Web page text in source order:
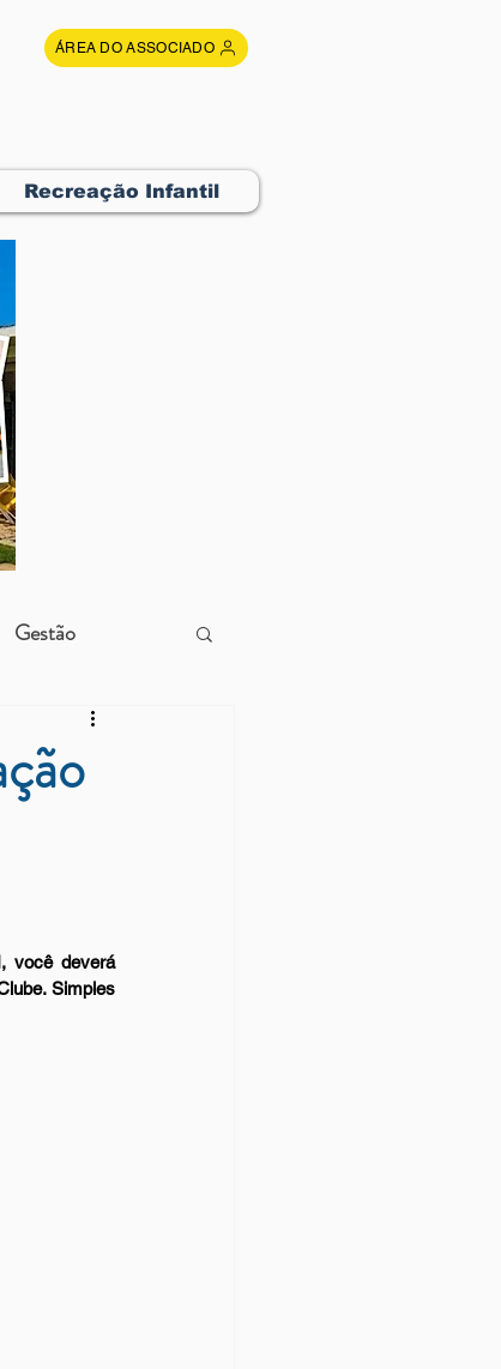
ÁREA DO ASSOCIADO
Recreação Infantil
Gestão
você deverá
Simples